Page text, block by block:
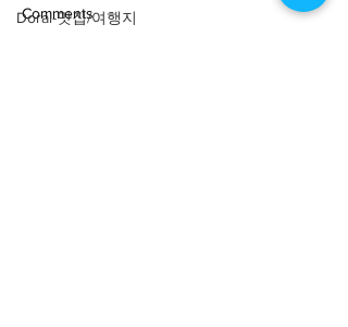
Doral-맛집/여행지
Comments